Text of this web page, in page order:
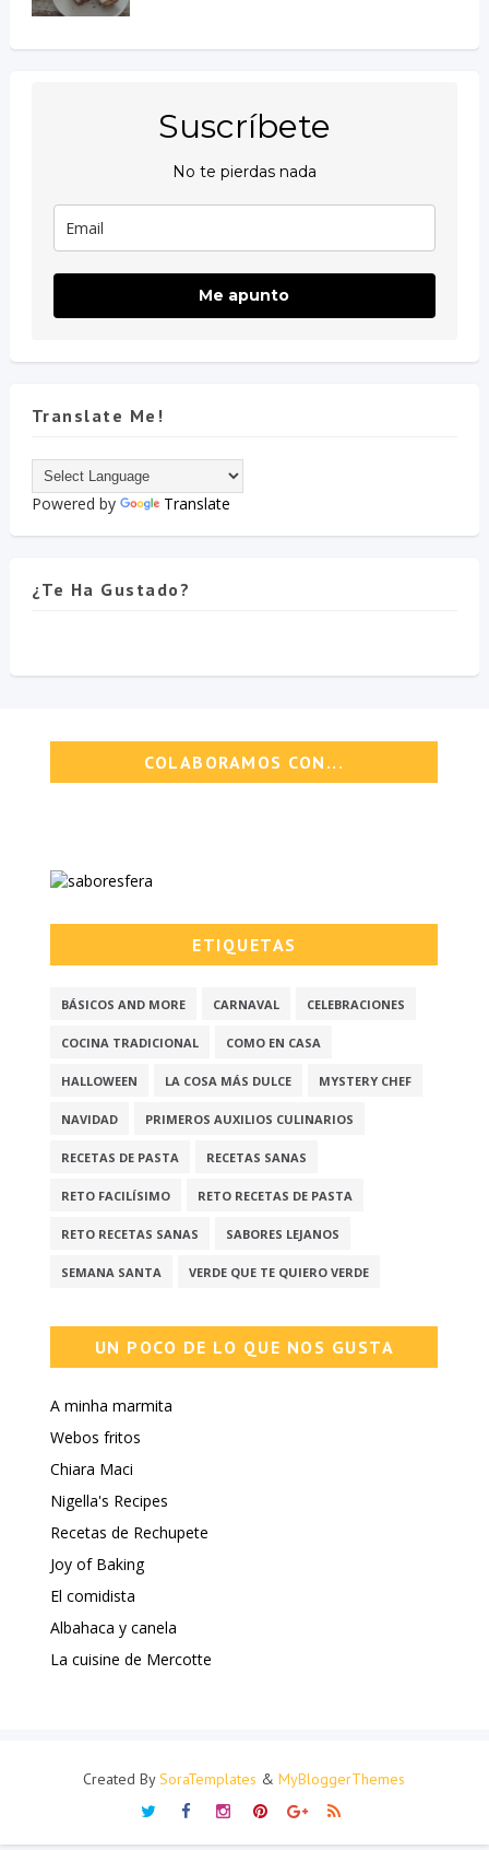
Suscríbete
No te pierdas nada
Me apunto
Translate Me!
Powered by Translate
¿Te Ha Gustado?
COLABORAMOS CON...
ETIQUETAS
BÁSICOS AND MORE CARNAVAL CELEBRACIONES
COCINA TRADICIONAL COMO EN CASA
HALLOWEEN LA COSA MÁS DULCE MYSTERY CHEF
NAVIDAD PRIMEROS AUXILIOS CULINARIOS
RECETAS DE PASTA RECETAS SANAS
RETO FACILÍSIMO RETO RECETAS DE PASTA
RETO RECETAS SANAS SABORES LEJANOS
SEMANA SANTA VERDE QUE TE QUIERO VERDE
UN POCO DE LO QUE NOS GUSTA
A minha marmita
Webos fritos
Chiara Maci
Nigella's Recipes
Recetas de Rechupete
Joy of Baking
El comidista
Albahaca y canela
La cuisine de Mercotte
Created BySoraTemplates &MyBloggerThemes